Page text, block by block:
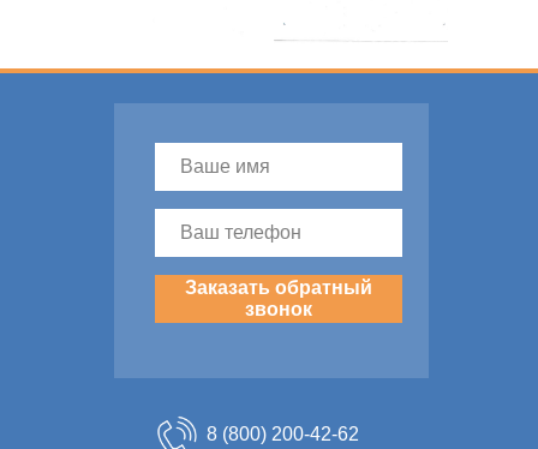
8 (800) 200-42-62
Заказать обратный
звонок